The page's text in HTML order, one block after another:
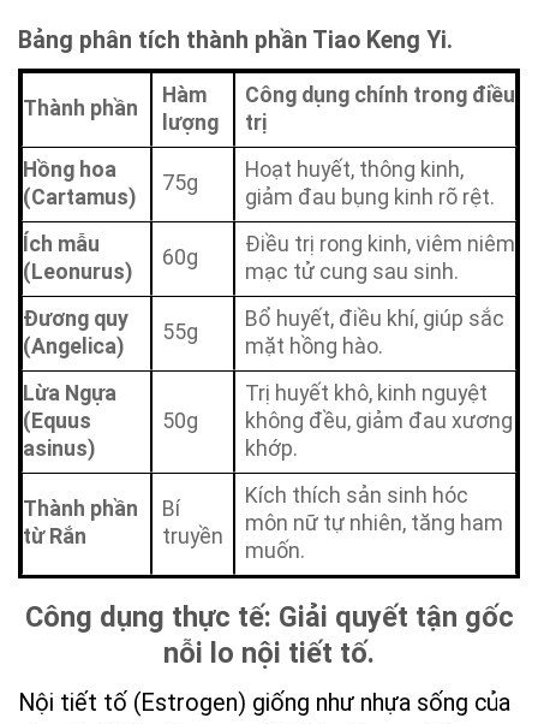
Bảng phân tích thành phần Tiao Keng Yi.
Thành phần
Hàm
lượng
Công dụng chính trong điều
trị
Hồng hoa
(Cartamus)
75g
Hoạt huyết, thông kinh,
giảm đau bụng kinh rõ rệt.
Ích mẫu
(Leonurus)
60g
Điều trị rong kinh, viêm niêm
mạc tử cung sau sinh.
Đương quy
(Angelica)
55g
Bổ huyết, điều khí, giúp sắc
mặt hồng hào.
Lừa Ngựa
(Equus
asinus)
50g
Trị huyết khô, kinh nguyệt
không đều, giảm đau xương
khớp.
Thành phần
từ Rắn
Bí
truyền
Kích thích sản sinh hóc
môn nữ tự nhiên, tăng ham
muốn.
Công dụng thực tế: Giải quyết tận gốc
nỗi lo nội tiết tố.
Nội tiết tố (Estrogen) giống như nhựa sống của